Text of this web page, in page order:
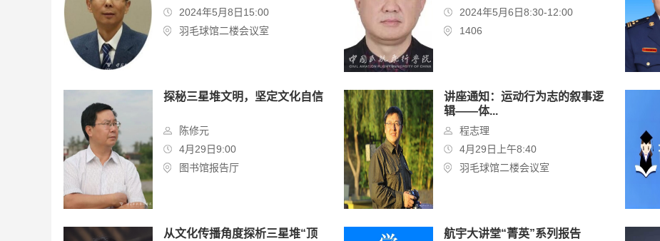
2024年5月8日15:00
羽毛球馆二楼会议室
2024年5月6日8:30-12:00
1406
探秘三星堆文明，坚定文化自信
陈修元
4月29日9:00
图书馆报告厅
讲座通知：运动行为志的叙事逻
辑——体...
程志理
4月29日上午8:40
羽毛球馆二楼会议室
从文化传播角度探析三星堆“顶
航宇大讲堂“菁英”系列报告